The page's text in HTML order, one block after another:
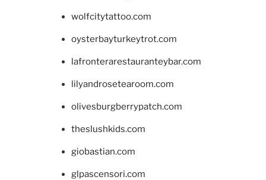
wolfcitytattoo.com
oysterbayturkeytrot.com
lafronterarestauranteybar.com
lilyandrosetearoom.com
olivesburgberrypatch.com
theslushkids.com
giobastian.com
glpascensori.com